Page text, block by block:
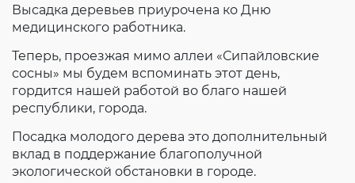
Высадка деревьев приурочена ко Дню
медицинского работника.
Теперь, проезжая мимо аллеи «Сипайловские
сосны» мы будем вспоминать этот день,
гордится нашей работой во благо нашей
республики, города.
Посадка молодого дерева это дополнительный
вклад в поддержание благополучной
экологической обстановки в городе.